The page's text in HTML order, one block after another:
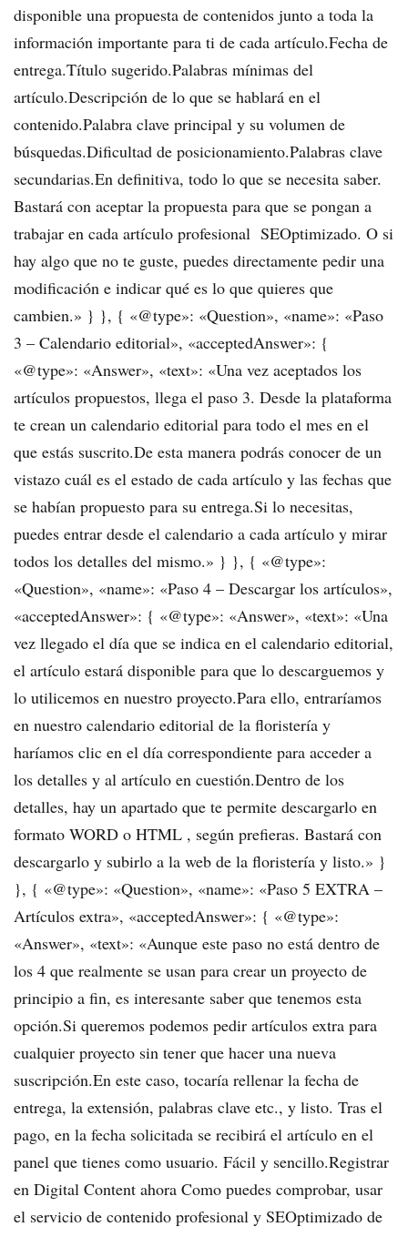
disponible una propuesta de contenidos junto a toda la
información importante para ti de cada artículo.Fecha de
entrega.Título sugerido.Palabras mínimas del
artículo.Descripción de lo que se hablará en el
contenido.Palabra clave principal y su volumen de
búsquedas.Dificultad de posicionamiento.Palabras clave
secundarias.En definitiva, todo lo que se necesita saber.
Bastará con aceptar la propuesta para que se pongan a
trabajar en cada artículo profesional SEOptimizado. O si
hay algo que no te guste, puedes directamente pedir una
modificación e indicar qué es lo que quieres que
cambien.» } }, { «@type»: «Question», «name»: «Paso
3 – Calendario editorial», «acceptedAnswer»: {
«@type»: «Answer», «text»: «Una vez aceptados los
artículos propuestos, llega el paso 3. Desde la plataforma
te crean un calendario editorial para todo el mes en el
que estás suscrito.De esta manera podrás conocer de un
vistazo cuál es el estado de cada artículo y las fechas que
se habían propuesto para su entrega.Si lo necesitas,
puedes entrar desde el calendario a cada artículo y mirar
todos los detalles del mismo.» } }, { «@type»:
«Question», «name»: «Paso 4 – Descargar los artículos»,
«acceptedAnswer»: { «@type»: «Answer», «text»: «Una
vez llegado el día que se indica en el calendario editorial,
el artículo estará disponible para que lo descarguemos y
lo utilicemos en nuestro proyecto.Para ello, entraríamos
en nuestro calendario editorial de la floristería y
haríamos clic en el día correspondiente para acceder a
los detalles y al artículo en cuestión.Dentro de los
detalles, hay un apartado que te permite descargarlo en
formato WORD o HTML , según prefieras. Bastará con
descargarlo y subirlo a la web de la floristería y listo.» }
}, { «@type»: «Question», «name»: «Paso 5 EXTRA –
Artículos extra», «acceptedAnswer»: { «@type»:
«Answer», «text»: «Aunque este paso no está dentro de
los 4 que realmente se usan para crear un proyecto de
principio a fin, es interesante saber que tenemos esta
opción.Si queremos podemos pedir artículos extra para
cualquier proyecto sin tener que hacer una nueva
suscripción.En este caso, tocaría rellenar la fecha de
entrega, la extensión, palabras clave etc., y listo. Tras el
pago, en la fecha solicitada se recibirá el artículo en el
panel que tienes como usuario. Fácil y sencillo.Registrar
en Digital Content ahora Como puedes comprobar, usar
el servicio de contenido profesional y SEOptimizado de